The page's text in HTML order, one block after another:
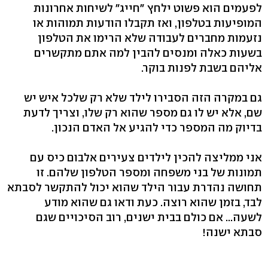
לפעמים הוא פשוט ילחץ "חייג" לשיחות אחרונות
המופיעות בטלפון, ואז תקבלו הודעות תמוהות או
נזעמות מחברים לעבודה שלא הרימו את הטלפון
בשעות כאלה ומנסים להבין למה אתם מתקשרים
אליהם בשבת לפנות בוקר.
גם במקרה הזה הסבירו לילד שלא רק שלכל איש יש
שם, אלא יש לו גם מספר שהוא רק שלו, וצריך לדעת
בדיוק מה המספר כדי להגיע אל האדם הנכון.
אני ממליצה להכין לילדים צעירים אלבום כיס עם
תמונות של בני משפחה ומספר הטלפון שלהם. זו
תחושה נהדרת עבור הילד שהוא יכול להתקשר לסבתא
לבד, בזמן שהוא רוצה. כעת ודאו גם שהוא מודע
לשעה... אם כולם בבית ישנים, רוב הסיכויים שגם
סבתא ישנה!